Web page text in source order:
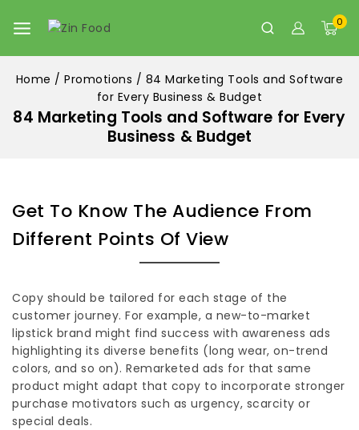
0
Home / Promotions / 84 Marketing Tools and Software
for Every Business & Budget
84 Marketing Tools and Software for Every
Business & Budget
Get To Know The Audience From
Different Points Of View
Copy should be tailored for each stage of the
customer journey. For example, a new-to-market
lipstick brand might find success with awareness ads
highlighting its diverse benefits (long wear, on-trend
colors, and so on). Remarketed ads for that same
product might adapt that copy to incorporate stronger
purchase motivators such as urgency, scarcity or
special deals.